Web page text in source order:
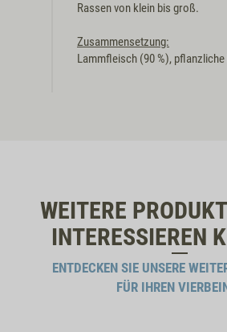
Rassen von klein bis groß.
Zusammensetzung:
Lammfleisch (90 %),
WEITERE
INTERESSIEREN
ENTDECKEN SIE UNSERE
FÜR IHREN